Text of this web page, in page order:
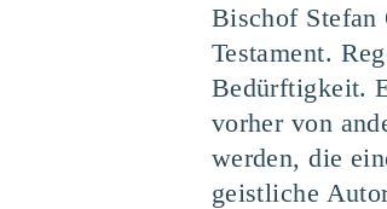
Bischof Stefan
Testament.
Bedürftigkeit.
vorher von
werden, die
geistliche